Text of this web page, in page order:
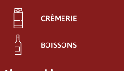
CRÈMERIE
BOISSONS